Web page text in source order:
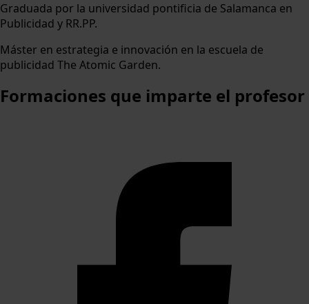
Graduada por la universidad pontificia de Salamanca en
Publicidad y RR.PP.
Máster en estrategia e innovación en la escuela de
publicidad The Atomic Garden.
Formaciones que imparte el profesor